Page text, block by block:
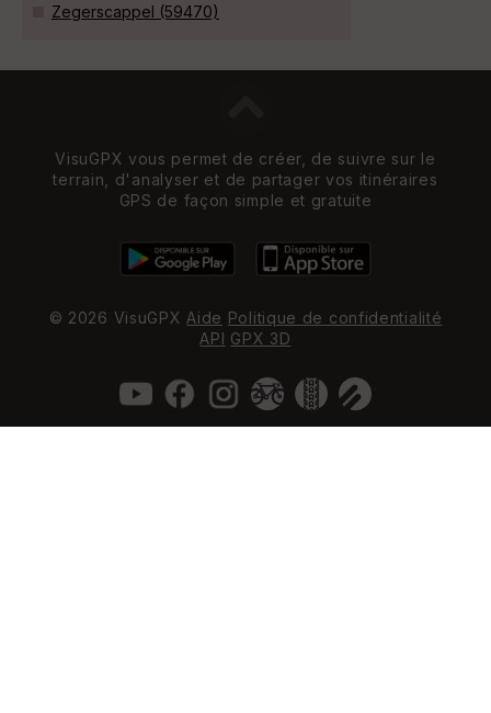
Zegerscappel (59470)
VisuGPX vous permet de créer, de suivre sur le
terrain, d'analyser et de partager vos itinéraires
GPS de façon simple et gratuite
© 2026 VisuGPX Aide Politique de confidentialité
API GPX 3D